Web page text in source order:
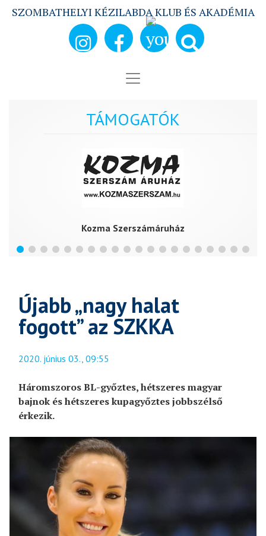
SZOMBATHELYI KÉZILABDA KLUB ÉS AKADÉMIA
TÁMOGATÓK
Kozma Szerszámáruház
Újabb „nagy halat
fogott” az SZKKA
2020. június 03., 09:55
Háromszoros BL-győztes, hétszeres magyar
bajnok és hétszeres kupagyőztes jobbszélső
érkezik.